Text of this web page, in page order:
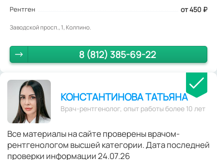
Рентген от 450 ₽
Заводской просп., 1, Колпино.
8 (812) 385-69-22
КОНСТАНТИНОВА ТАТЬЯНА
Врач-рентгенолог, опыт работы более 10 лет
Все материалы на сайте проверены врачом-
рентгенологом высшей категории. Дата последней
проверки информации 24.07.26